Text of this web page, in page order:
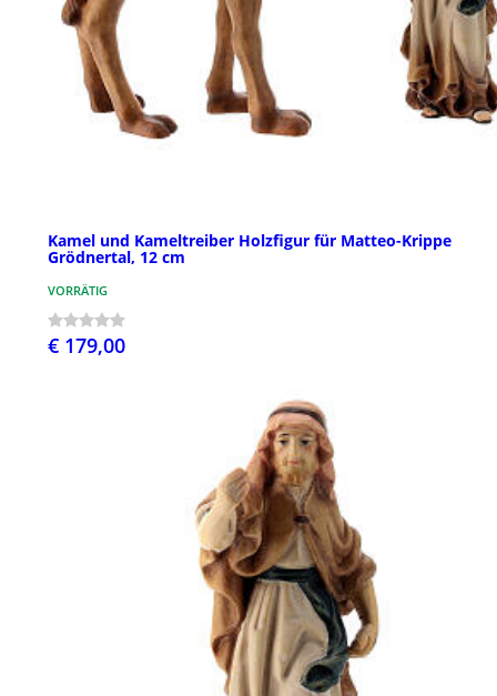
Kamel und Kameltreiber Holzfigur für Matteo-Krippe
Grödnertal, 12 cm
VORRÄTIG
€ 179,00